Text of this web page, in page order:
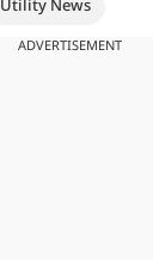
Utility News
ADVERTISEMENT